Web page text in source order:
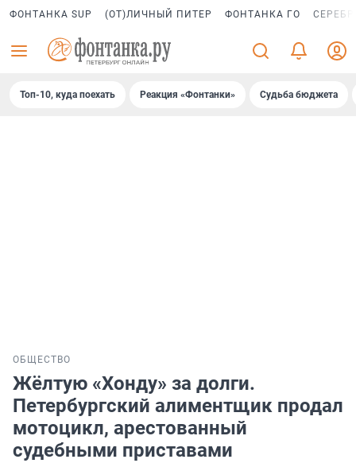
ФОНТАНКА SUP (ОТ)ЛИЧНЫЙ ПИТЕР ФОНТАНКА ГО
Топ-10, куда поехать Реакция «Фонтанки» Судьба бюджета
ОБЩЕСТВО
Жёлтую «Хонду» за долги.
Петербургский алиментщик продал
мотоцикл, арестованный
судебными приставами